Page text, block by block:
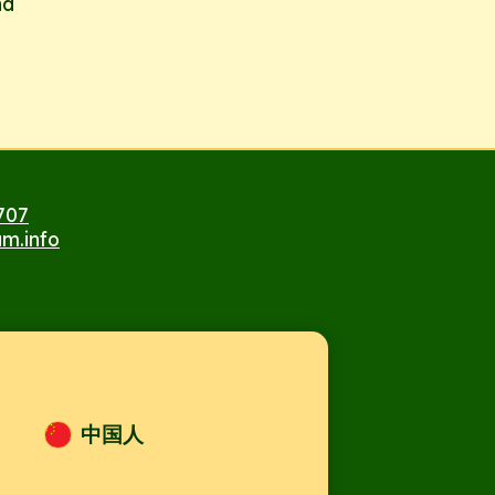
中国人